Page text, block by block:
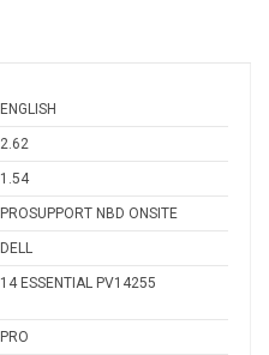
ENGLISH
2.62
1.54
PROSUPPORT NBD ONSITE
DELL
14 ESSENTIAL PV14255
PRO